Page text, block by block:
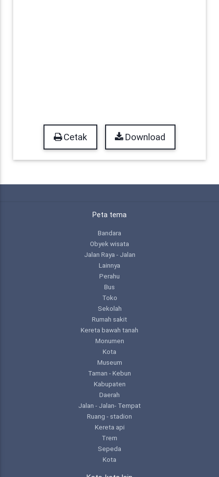
Cetak Download
Peta tema
Bandara
Obyek wisata
Jalan Raya - Jalan
Lainnya
Perahu
Bus
Toko
Sekolah
Rumah sakit
Kereta bawah tanah
Monumen
Kota
Museum
Taman - Kebun
Kabupaten
Daerah
Jalan - Jalan- Tempat
Ruang - stadion
Kereta api
Trem
Sepeda
Kota